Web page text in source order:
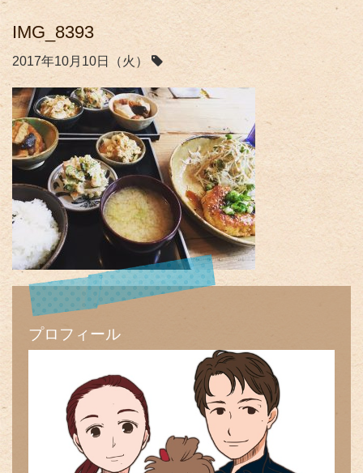
IMG_8393
2017年10月10日（火）
プロフィール